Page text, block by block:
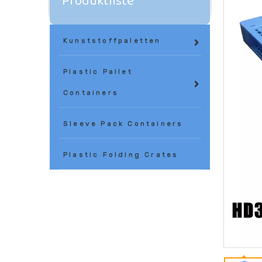
Kunststoffpaletten
Plastic Pallet
Containers
Sleeve Pack Containers
Plastic Folding Crates